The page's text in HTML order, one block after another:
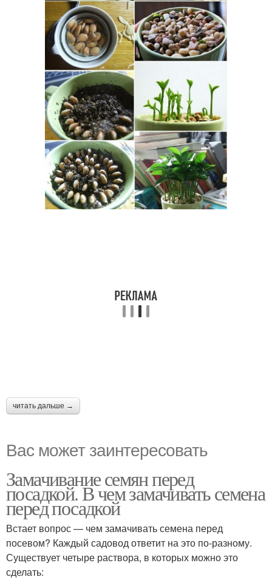
читать дальше →
Вас может заинтересовать
Замачивание семян перед
посадкой. В чем замачивать семена
перед посадкой
Встает вопрос — чем замачивать семена перед
посевом? Каждый садовод ответит на это по-разному.
Существует четыре раствора, в которых можно это
сделать: